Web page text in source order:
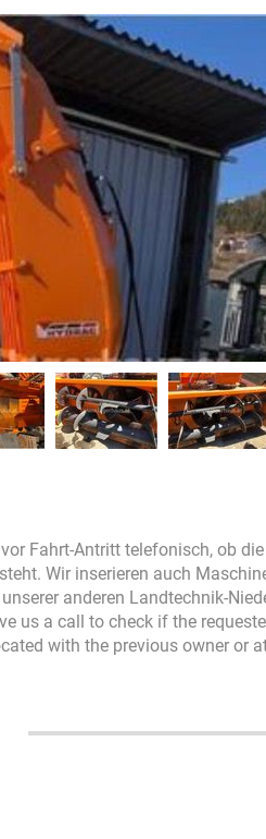
Fahrt-Antritt telefonisch, ob
Wir inserieren auch
anderen Landtechnik-
us a call to check if the
with the previous owner or